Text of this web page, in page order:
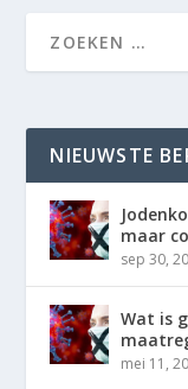
NIEUWSTE
maar
sep 30,
Wat is
mei 11,